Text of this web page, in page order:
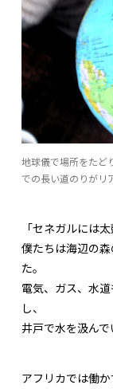
地球儀で場所をたど
での長い道のりがリ
「セネガルには
僕たちは海辺の
た。
電気、ガス、水
し、
井戸で水を汲んで
アフリカでは働か